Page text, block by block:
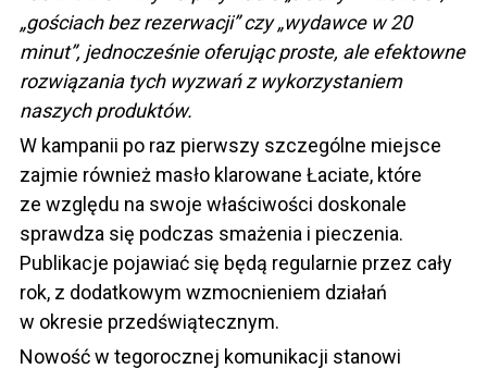
„gościach bez rezerwacji” czy „wydawce w 20
minut”, jednocześnie oferując proste, ale efektowne
rozwiązania tych wyzwań z wykorzystaniem
naszych produktów.
W kampanii po raz pierwszy szczególne miejsce
zajmie również masło klarowane Łaciate, które
ze względu na swoje właściwości doskonale
sprawdza się podczas smażenia i pieczenia.
Publikacje pojawiać się będą regularnie przez cały
rok, z dodatkowym wzmocnieniem działań
w okresie przedświątecznym.
Nowość w tegorocznej komunikacji stanowi